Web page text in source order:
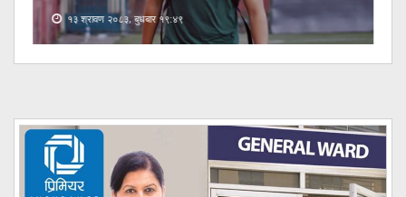
१३ श्रावण २०८३, बुधबार १९:४९